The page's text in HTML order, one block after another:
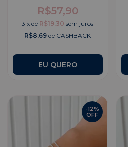
R$57,90
3 xde R$19,30 sem juros
R$8,69 de CASHBACK
EU QUERO
-12%
OFF